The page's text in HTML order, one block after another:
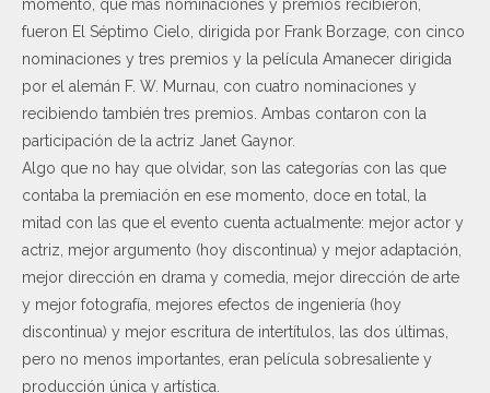
momento, que más nominaciones y premios recibieron,
fueron El Séptimo Cielo, dirigida por Frank Borzage, con cinco
nominaciones y tres premios y la película Amanecer dirigida
por el alemán F. W. Murnau, con cuatro nominaciones y
recibiendo también tres premios. Ambas contaron con la
participación de la actriz Janet Gaynor.
Algo que no hay que olvidar, son las categorías con las que
contaba la premiación en ese momento, doce en total, la
mitad con las que el evento cuenta actualmente: mejor actor y
actriz, mejor argumento (hoy discontinua) y mejor adaptación,
mejor dirección en drama y comedia, mejor dirección de arte
y mejor fotografía, mejores efectos de ingeniería (hoy
discontinua) y mejor escritura de intertítulos, las dos últimas,
pero no menos importantes, eran película sobresaliente y
producción única y artística.